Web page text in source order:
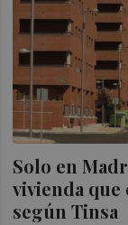
Solo en
vivienda que
según Tinsa